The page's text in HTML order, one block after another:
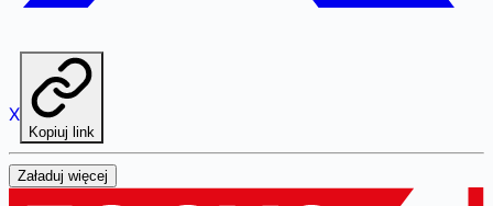
X
Kopiuj link
Załaduj więcej